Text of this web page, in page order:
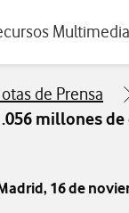
Multimedia
de Prensa
millones
16 de